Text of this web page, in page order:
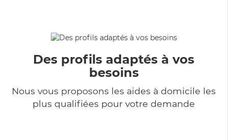
Des profils adaptés à vos
besoins
Nous vous proposons les aides à domicile les
plus qualifiées pour votre demande